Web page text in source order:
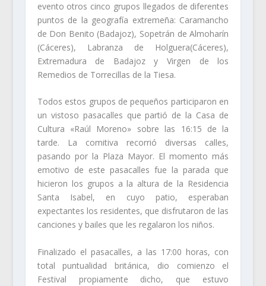
evento otros cinco grupos llegados de diferentes
puntos de la geografía extremeña: Caramancho
de Don Benito (Badajoz), Sopetrán de Almoharín
(Cáceres), Labranza de Holguera(Cáceres),
Extremadura de Badajoz y Virgen de los
Remedios de Torrecillas de la Tiesa.
Todos estos grupos de pequeños participaron en
un vistoso pasacalles que partió de la Casa de
Cultura «Raúl Moreno» sobre las 16:15 de la
tarde. La comitiva recorrió diversas calles,
pasando por la Plaza Mayor. El momento más
emotivo de este pasacalles fue la parada que
hicieron los grupos a la altura de la Residencia
Santa Isabel, en cuyo patio, esperaban
expectantes los residentes, que disfrutaron de las
canciones y bailes que les regalaron los niños.
Finalizado el pasacalles, a las 17:00 horas, con
total puntualidad británica, dio comienzo el
Festival propiamente dicho, que estuvo